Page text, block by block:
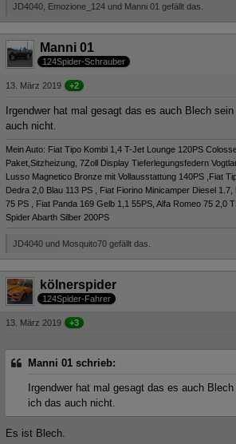
JD4040, Emozione_124 und Manni 01 gefällt das.
Manni 01
124Spider-Schrauber
13. März 2019 +2
Irgendwer hat mal gesagt das es auch Blech
auch nicht.
Mein Auto: Fiat Tipo Kombi 1,4 T-Jet Lounge 120PS
Paket,Sitzheizung, 7Zoll Display Tieferlegungsfedern
Lusso Magnetico Bronze mit Vollausstattung 140PS ,Fiat
Dedra 2,0 Blau 113 PS , Fiat Fiorino Minicamper Diesel
75 PS , Fiat Panda 169 Gelb 1,1 55PS, Alfa Romeo 75 2,0
Spider Abarth Silber 200PS
JD4040 und Mosquito70 gefällt das.
kölnerspider
124Spider-Fahrer
13. März 2019 +3
Manni 01 schrieb:
Irgendwer hat mal gesagt das es auch
ich das auch nicht.
Es ist Blech.